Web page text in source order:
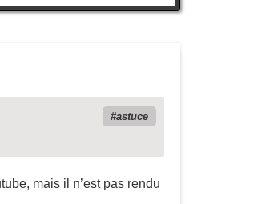
astuce
mais il n’est pas rendu